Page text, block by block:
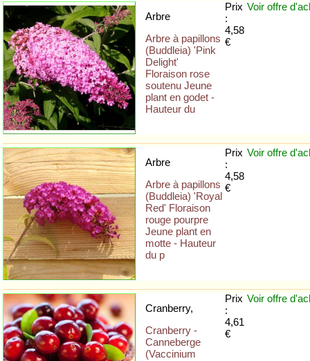
Arbre
Arbre à papillons
(Buddleia) 'Pink
Delight'
Floraison rose
soutenu Jeune
plant en godet -
Hauteur du
Prix
:
4,58
€
Voir offre
Arbre
Arbre à papillons
(Buddleia) 'Royal
Red' Floraison
rouge pourpre
Jeune plant en
motte - Hauteur
du p
Prix
:
4,58
€
Voir offre
Cranberry,
Cranberry -
Canneberge
(Vaccinium
Prix
:
4,61
€
Voir offre